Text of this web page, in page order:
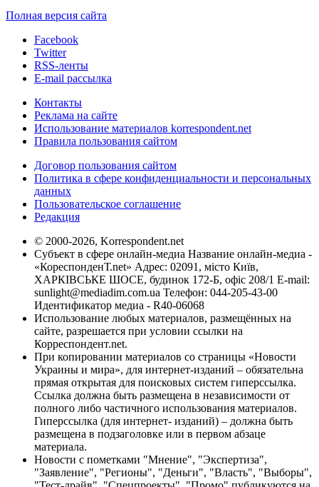
Полная версия сайта
Facebook
Twitter
RSS-ленты
E-mail рассылка
Контакты
Реклама на сайте
Использование материалов korrespondent.net
Правила пользования сайтом
Договор пользования сайтом
Политика в сфере конфиденциальности и персональных
данных
Пользовательское соглашение
Редакция
© 2000-2026, Korrespondent.net
Субъект в сфере онлайн-медиа Название онлайн-медиа -
«КореспонденТ.net» Адрес: 02091, місто Київ,
ХАРКІВСЬКЕ ШОСЕ, будинок 172-Б, офіс 208/1 E-mail:
sunlight@mediadim.com.ua Телефон: 044-205-43-00
Идентификатор медиа - R40-06068
Использование любых материалов, размещённых на
сайте, разрешается при условии ссылки на
Корреспондент.net.
При копировании материалов со страницы «Новости
Украины и мира», для интернет-изданий – обязательна
прямая открытая для поисковых систем гиперссылка.
Ссылка должна быть размещена в независимости от
полного либо частичного использования материалов.
Гиперссылка (для интернет- изданий) – должна быть
размещена в подзаголовке или в первом абзаце
материала.
Новости с пометками "Мнение", "Экспертиза",
"Заявление", "Регионы", "Деньги", "Власть", "Выборы",